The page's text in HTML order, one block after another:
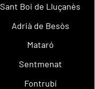
Sant Boi de Lluçanès
Adrià de Besòs
Mataró
Sentmenat
Fontrubí